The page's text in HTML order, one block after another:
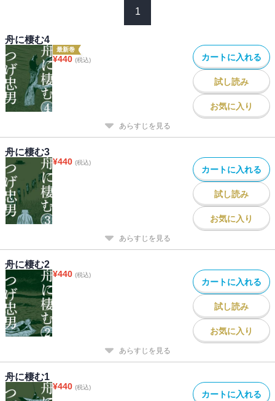
1
舟に棲む4
最新巻
¥440 (税込) カートに入れる
試し読み
お気に入り
あらすじを見る
舟に棲む3
¥440 (税込)
カートに入れる
試し読み
お気に入り
あらすじを見る
舟に棲む2
¥440 (税込)
カートに入れる
試し読み
お気に入り
あらすじを見る
舟に棲む1
¥440 (税込)
カートに入れる